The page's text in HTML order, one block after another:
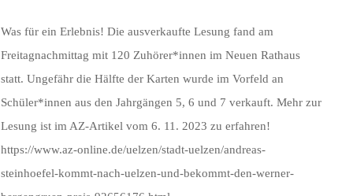
Was für ein Erlebnis! Die ausverkaufte Lesung fand am
Freitagnachmittag mit 120 Zuhörer*innen im Neuen Rathaus
statt. Ungefähr die Hälfte der Karten wurde im Vorfeld an
Schüler*innen aus den Jahrgängen 5, 6 und 7 verkauft. Mehr zur
Lesung ist im AZ-Artikel vom 6. 11. 2023 zu erfahren!
https://www.az-online.de/uelzen/stadt-uelzen/andreas-
steinhoefel-kommt-nach-uelzen-und-bekommt-den-werner-